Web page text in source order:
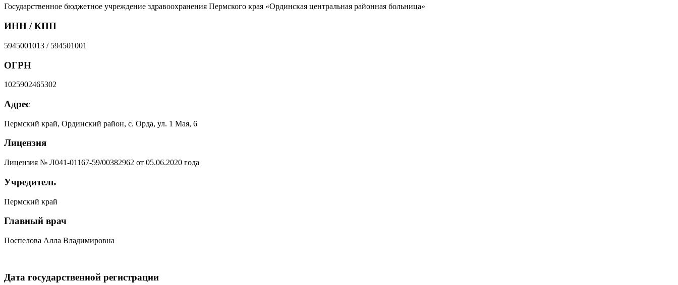
Государственное бюджетное учреждение здравоохранения Пермского края «Ординская центральная районная больница»
ИНН / КПП
5945001013 / 594501001
ОГРН
1025902465302
Адрес
Пермский край, Ординский район, с. Орда, ул. 1 Мая, 6
Лицензия
Лицензия № Л041-01167-59/00382962 от 05.06.2020 года
Учредитель
Пермский край
Главный врач
Поспелова Алла Владимировна
Дата государственной регистрации